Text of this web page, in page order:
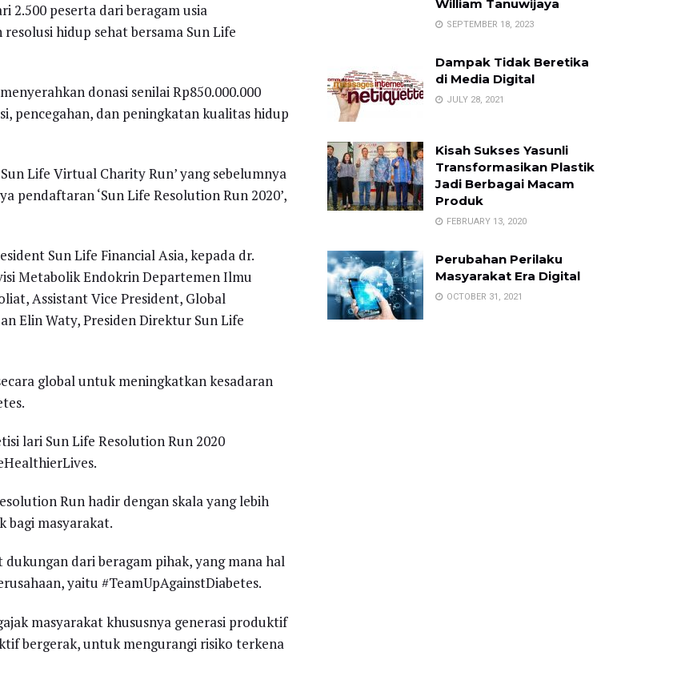
2.500 peserta dari beragam usia
hidup sehat bersama Sun Life
donasi senilai Rp850.000.000
pencegahan, dan peningkatan kualitas hidup
Life Virtual Charity Run’ yang sebelumnya
pendaftaran ‘Sun Life Resolution Run 2020’,
Sun Life Financial Asia, kepada dr.
Metabolik Endokrin Departemen Ilmu
Assistant Vice President, Global
Elin Waty, Presiden Direktur Sun Life
global untuk meningkatkan kesadaran
lari Sun Life Resolution Run 2020
Run hadir dengan skala yang lebih
bagi masyarakat.
dari beragam pihak, yang mana hal
yaitu #TeamUpAgainstDiabetes.
masyarakat khususnya generasi produktif
bergerak, untuk mengurangi risiko terkena
William Tanuwijaya
SEPTEMBER 18, 2023
Dampak Tidak Beretika
di Media Digital
JULY 28, 2021
Kisah Sukses Yasunli
Transformasikan Plastik
Jadi Berbagai Macam
Produk
FEBRUARY 13, 2020
Perubahan Perilaku
Masyarakat Era Digital
OCTOBER 31, 2021